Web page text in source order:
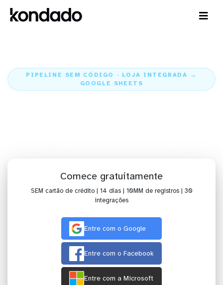
PIPELINE SEM CÓDIGO · LOJA INTEGRADA →
GOOGLE SHEETS
Comece gratuitamente
SEM cartão de crédito | 14 dias | 10MM de registros | 30
integrações
Entre com o Google
Entre com o Facebook
Entre com a Microsoft